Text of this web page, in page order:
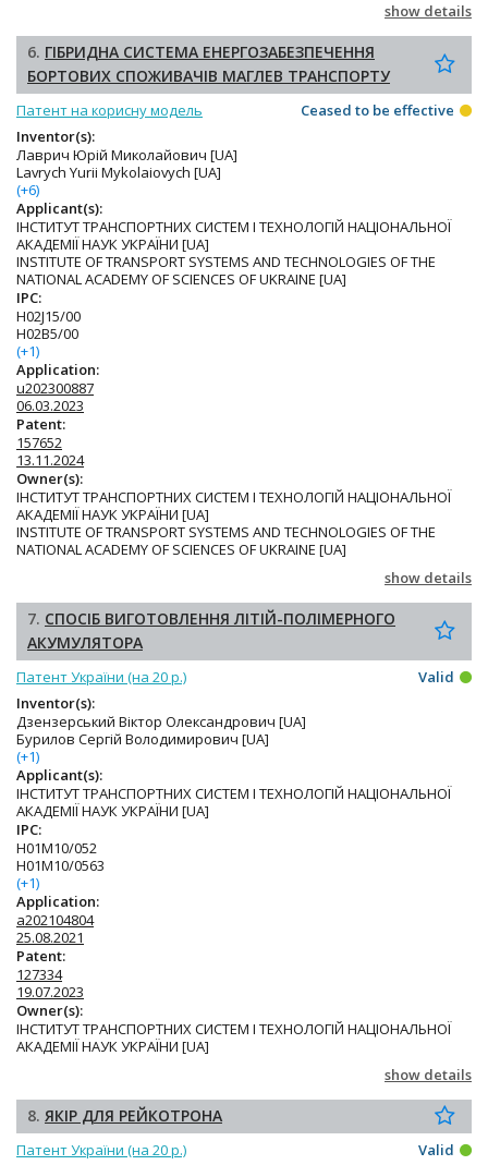
show details
6. ГІБРИДНА СИСТЕМА ЕНЕРГОЗАБЕЗПЕЧЕННЯ
БОРТОВИХ СПОЖИВАЧІВ МАГЛЕВ ТРАНСПОРТУ
Патент на корисну модель
Ceased to be effective
Inventor(s):
Лаврич Юрій Миколайович [UA]
Lavrych Yurii Mykolaiovych [UA]
(+6)
Applicant(s):
ІНСТИТУТ ТРАНСПОРТНИХ СИСТЕМ І ТЕХНОЛОГІЙ НАЦІОНАЛЬНОЇ
АКАДЕМІЇ НАУК УКРАЇНИ [UA]
INSTITUTE OF TRANSPORT SYSTEMS AND TECHNOLOGIES OF THE
NATIONAL ACADEMY OF SCIENCES OF UKRAINE [UA]
IPC:
H02J15/00
H02B5/00
(+1)
Application:
u202300887
06.03.2023
Patent:
157652
13.11.2024
Owner(s):
ІНСТИТУТ ТРАНСПОРТНИХ СИСТЕМ І ТЕХНОЛОГІЙ НАЦІОНАЛЬНОЇ
АКАДЕМІЇ НАУК УКРАЇНИ [UA]
INSTITUTE OF TRANSPORT SYSTEMS AND TECHNOLOGIES OF THE
NATIONAL ACADEMY OF SCIENCES OF UKRAINE [UA]
show details
7. СПОСІБ ВИГОТОВЛЕННЯ ЛІТІЙ-ПОЛІМЕРНОГО
АКУМУЛЯТОРА
Патент України (на 20 р.)
Valid
Inventor(s):
Дзензерський Віктор Олександрович [UA]
Бурилов Сергій Володимирович [UA]
(+1)
Applicant(s):
ІНСТИТУТ ТРАНСПОРТНИХ СИСТЕМ І ТЕХНОЛОГІЙ НАЦІОНАЛЬНОЇ
АКАДЕМІЇ НАУК УКРАЇНИ [UA]
IPC:
H01M10/052
H01M10/0563
(+1)
Application:
a202104804
25.08.2021
Patent:
127334
19.07.2023
Owner(s):
ІНСТИТУТ ТРАНСПОРТНИХ СИСТЕМ І ТЕХНОЛОГІЙ НАЦІОНАЛЬНОЇ
АКАДЕМІЇ НАУК УКРАЇНИ [UA]
show details
8. ЯКІР ДЛЯ РЕЙКОТРОНА
Патент України (на 20 р.)
Valid